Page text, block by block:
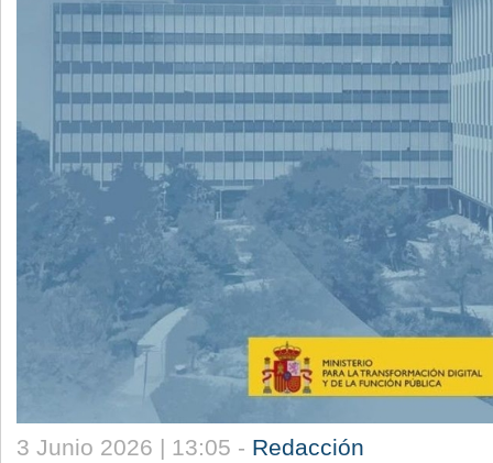
3 Junio 2026 | 13:05 - Redacción